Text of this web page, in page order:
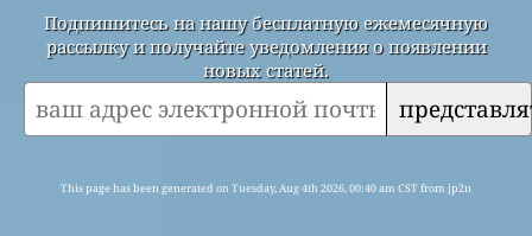
Подпишитесь на нашу бесплатную ежемесячную
рассылку и получайте уведомления о появлении
новых статей.
This page has been generated on Tuesday, Aug 4th 2026, 00:40 am CST from jp2n